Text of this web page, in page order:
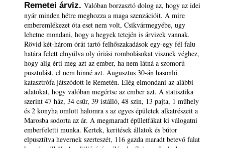
Remetei árviz. Valóban borzasztó dolog az, hogy az idei
nyár minden hétre meghozza a maga szenzációit. A mire
emberemlékezet óta eset nem volt, Csikvármegyébe, ugy
lehetne mondani, hogy a hegyek tetején is árvizek vannak.
Rövid két-három órát tartó felhőszakadások egy-egy fél falu
határa felett elnyúlva oly óriási rombolásokat visznek véghez,
hogy alig érti meg azt az ember, ha nem látná a szomorú
pusztulást, el nem hinné azt. Augusztus 30-án hasonló
katasztrófa játszódott le Remetén. Elég elmondani az alábbi
adatokat, hogy valóban megértse az ember azt. A statisztika
szerint 47 ház, 34 csűr, 39 istálló, 48 szin, 13 pajta, 1 műhely
és 2 konyha omlott halomra s az egyes épületek alkatrészeit a
Marosba sodorta az ár. A megmaradt épületfákat ki válogatni
emberfeletti munka. Kertek, keritések állatok és bútor
elpusztítva hevernek szerteszét, 116 gazda maradt betevő falat